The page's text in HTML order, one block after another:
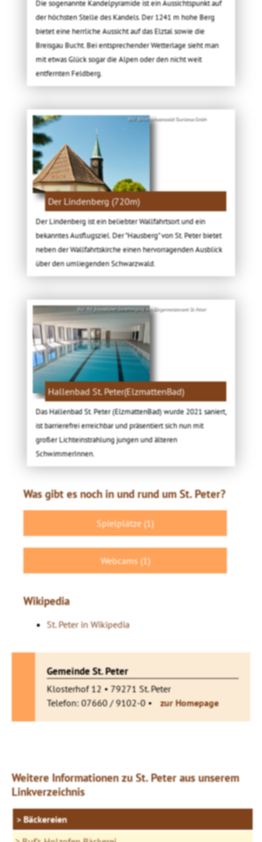
Die sogenannte Kandelpyramide ist ein Aussichtspunkt auf
der höchsten Stelle des Kandels. Der 1241 m hohe Berg
bietet eine herrliche Aussicht auf das Elztal sowie die
Breisgau Bucht. Bei entsprechender Wetterlage sieht man
mit etwas Glück sogar die Alpen oder den nicht weit
entfernten Feldberg.
Bild: ©Hochschwarzwald Tourismus Gmbh
Der Lindenberg (720m)
Der Lindenberg ist ein beliebter Wallfahrtsort und ein
bekanntes Ausflugsziel. Der "Hausberg" von St. Peter bietet
neben der Wallfahrtskirche einen hervorragenden Ausblick
über den umliegenden Schwarzwald.
Bild: Mit freundlicher Genehmigung des Bürgermeisteramt St. Peter
Hallenbad St. Peter(ElzmattenBad)
Das Hallenbad St. Peter (ElzmattenBad) wurde 2021 saniert,
ist barrierefrei erreichbar und präsentiert sich nun mit
großer Lichteinstrahlung jungen und älteren
SchwimmerInnen.
Was gibt es noch in und rund um St. Peter?
Spielplätze (1)
Webcams (1)
Wikipedia
St. Peter in Wikipedia
Gemeinde St. Peter
Klosterhof 12 • 79271 St. Peter
Telefon: 07660 / 9102-0 •
zur Homepage
Weitere Informationen zu St. Peter aus unserem
Linkverzeichnis
Bäckereien